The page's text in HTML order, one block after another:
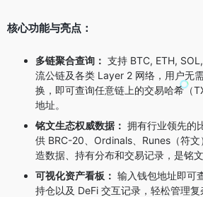
核心功能与亮点：
多链聚合查询： 支持 BTC, ETH,
流公链及各类 Layer 2 网络，用户无
换，即可查询任意链上的交易哈希（
地址。
铭文生态权威数据： 拥有行业领先的
供 BRC-20、Ordinals、Runes（符
造数据、持有分布和交易记录，是铭
可视化资产看板： 输入钱包地址即可
持仓以及 DeFi 交互记录，轻松管理复